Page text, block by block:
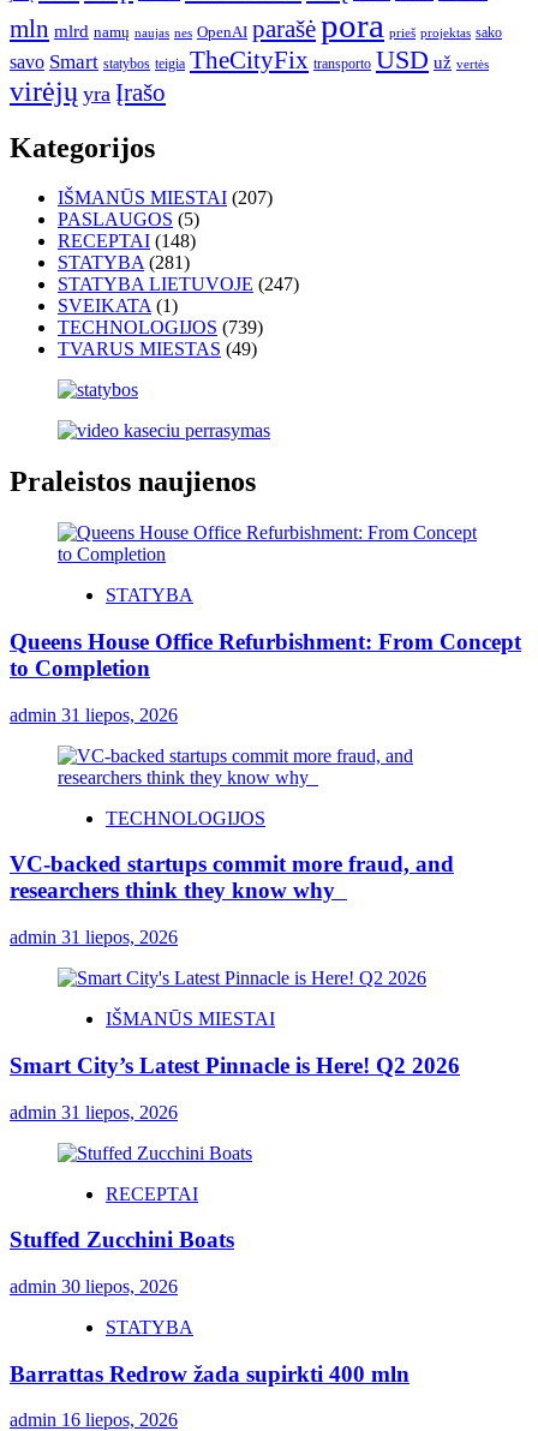
mln mlrd namų naujas nes OpenAI parašėpora prieš projektas sako
savo Smart statybos teigia TheCityFix transporto USD už vertės
virėjų yra Įrašo
Kategorijos
IŠMANŪS MIESTAI (207)
PASLAUGOS (5)
RECEPTAI (148)
STATYBA(281)
STATYBA LIETUVOJE (247)
SVEIKATA(1)
TECHNOLOGIJOS (739)
TVARUS MIESTAS (49)
Praleistos naujienos
STATYBA
Queens House Office Refurbishment: From Concept
to Completion
admin 31 liepos, 2026
TECHNOLOGIJOS
VC-backed startups commit more fraud, and
researchers think they know why
admin 31 liepos, 2026
IŠMANŪS MIESTAI
Smart City’s Latest Pinnacle is Here! Q2 2026
admin 31 liepos, 2026
RECEPTAI
Stuffed Zucchini Boats
admin 30 liepos, 2026
STATYBA
Barrattas Redrow žada supirkti 400 mln
admin 16 liepos, 2026